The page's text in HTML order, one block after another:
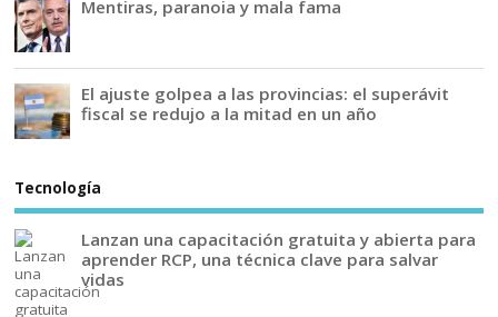
Mentiras, paranoia y mala fama
El ajuste golpea a las provincias: el superávit
fiscal se redujo a la mitad en un año
Tecnología
Lanzan una capacitación gratuita y abierta para
aprender RCP, una técnica clave para salvar
vidas